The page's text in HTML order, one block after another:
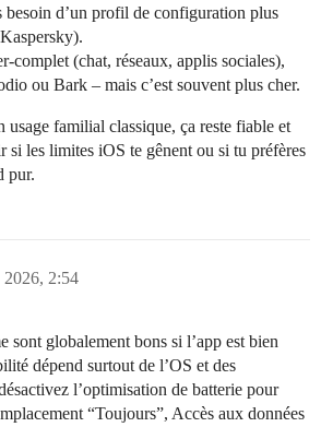
besoin d’un profil de configuration plus
complet (chat, réseaux, applis sociales),
ou Bark – mais c’est souvent plus cher.
usage familial classique, ça reste fiable et
si les limites iOS te gênent ou si tu préfères
pur.
2026, 2:54
sont globalement bons si l’app est bien
dépend surtout de l’OS et des
l’optimisation de batterie pour
“Toujours”, Accès aux données